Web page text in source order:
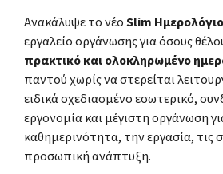
Ανακάλυψε το νέοSlim Ημερολόγιο
εργαλείο οργάνωσης για όσους
πρακτικό και ολοκληρωμένο
παντού χωρίς να στερείται
ειδικά σχεδιασμένο εσωτερικό,
εργονομία και μέγιστη οργάνωση
καθημερινότητα, την εργασία, τις
προσωπική ανάπτυξη.